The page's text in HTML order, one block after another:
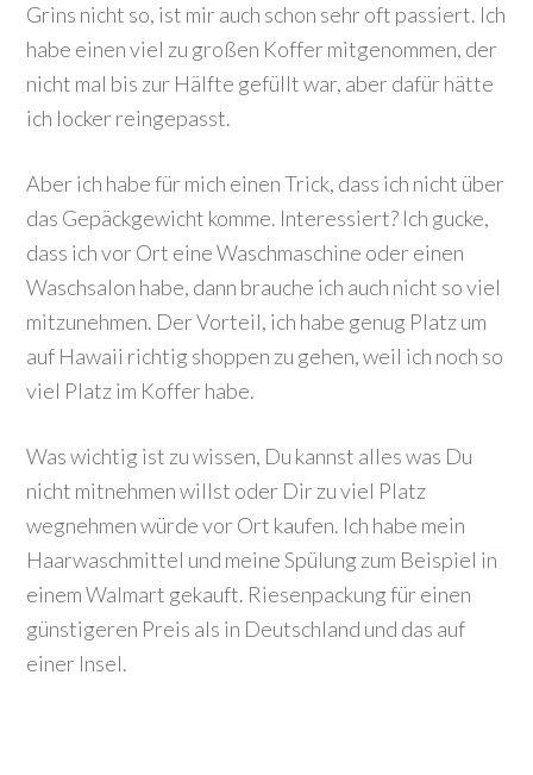
Grins nicht so, ist mir auch schon sehr oft passiert. Ich
habe einen viel zu großen Koffer mitgenommen, der
nicht mal bis zur Hälfte gefüllt war, aber dafür hätte
ich locker reingepasst.
Aber ich habe für mich einen Trick, dass ich nicht über
das Gepäckgewicht komme. Interessiert? Ich gucke,
dass ich vor Ort eine Waschmaschine oder einen
Waschsalon habe, dann brauche ich auch nicht so viel
mitzunehmen. Der Vorteil, ich habe genug Platz um
auf Hawaii richtig shoppen zu gehen, weil ich noch so
viel Platz im Koffer habe.
Was wichtig ist zu wissen, Du kannst alles was Du
nicht mitnehmen willst oder Dir zu viel Platz
wegnehmen würde vor Ort kaufen. Ich habe mein
Haarwaschmittel und meine Spülung zum Beispiel in
einem Walmart gekauft. Riesenpackung für einen
günstigeren Preis als in Deutschland und das auf
einer Insel.